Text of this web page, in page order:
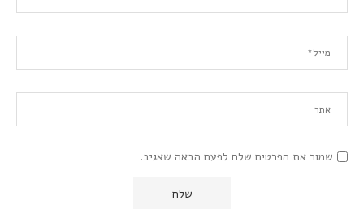
שמור את הפרטים שלח לפעם הבאה שאגיב.